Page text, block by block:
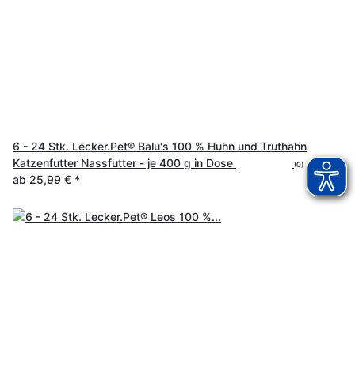
6 - 24 Stk. Lecker.Pet® Balu's 100 % Huhn und Truthahn
Katzenfutter Nassfutter - je 400 g in Dose
(0)
ab 25,99 € *